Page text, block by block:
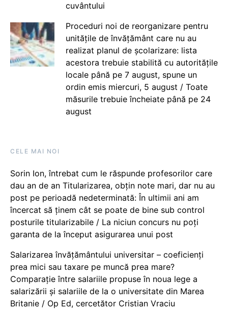
cuvântului
Proceduri noi de reorganizare pentru
unitățile de învățământ care nu au
realizat planul de școlarizare: lista
acestora trebuie stabilită cu autoritățile
locale până pe 7 august, spune un
ordin emis miercuri, 5 august / Toate
măsurile trebuie încheiate până pe 24
august
CELE MAI NOI
Sorin Ion, întrebat cum le răspunde profesorilor care
dau an de an Titularizarea, obțin note mari, dar nu au
post pe perioadă nedeterminată: În ultimii ani am
încercat să ținem cât se poate de bine sub control
posturile titularizabile / La niciun concurs nu poți
garanta de la început asigurarea unui post
Salarizarea învățământului universitar – coeficienți
prea mici sau taxare pe muncă prea mare?
Comparație între salariile propuse în noua lege a
salarizării și salariile de la o universitate din Marea
Britanie / Op Ed, cercetător Cristian Vraciu